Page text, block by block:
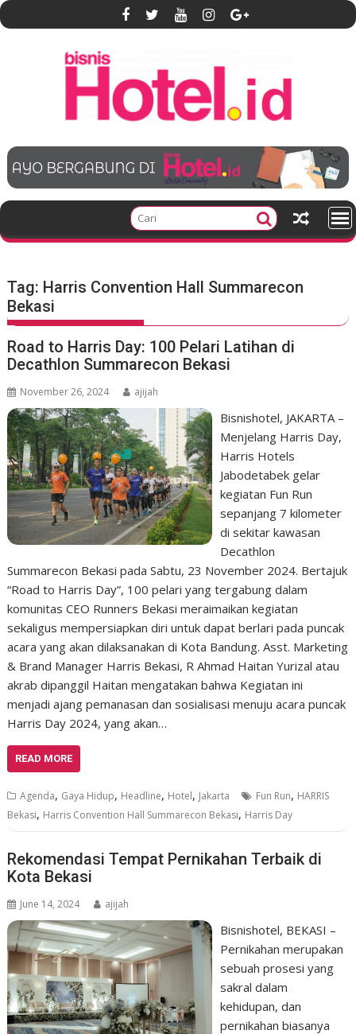
S
k
e
t
Tag: Harris Convention Hall Summarecon
Bekasi
Road to Harris Day: 100 Pelari Latihan di
Decathlon Summarecon Bekasi
November 26, 2024 ajijah
Bisnishotel, JAKARTA –
Menjelang Harris Day,
Harris Hotels
Jabodetabek gelar
kegiatan Fun Run
sepanjang 7 kilometer
di sekitar kawasan
Decathlon
Summarecon Bekasi pada Sabtu, 23 November 2024. Bertajuk
“Road to Harris Day”, 100 pelari yang tergabung dalam
komunitas CEO Runners Bekasi meraimaikan kegiatan
sekaligus mempersiapkan diri untuk dapat berlari pada puncak
acara yang akan dilaksanakan di Kota Bandung. Asst. Marketing
& Brand Manager Harris Bekasi, R Ahmad Haitan Yurizal atau
akrab dipanggil Haitan mengatakan bahwa Kegiatan ini
menjadi ajang pemanasan dan sosialisasi menuju acara puncak
Harris Day 2024, yang akan…
READ MORE
Agenda, Gaya Hidup, Headline, Hotel, Jakarta Fun Run, HARRIS
Bekasi, Harris Convention Hall Summarecon Bekasi, Harris Day
Rekomendasi Tempat Pernikahan Terbaik di
Kota Bekasi
June 14, 2024 ajijah
Bisnishotel, BEKASI –
Pernikahan merupakan
sebuah prosesi yang
sakral dalam
kehidupan, dan
pernikahan biasanya